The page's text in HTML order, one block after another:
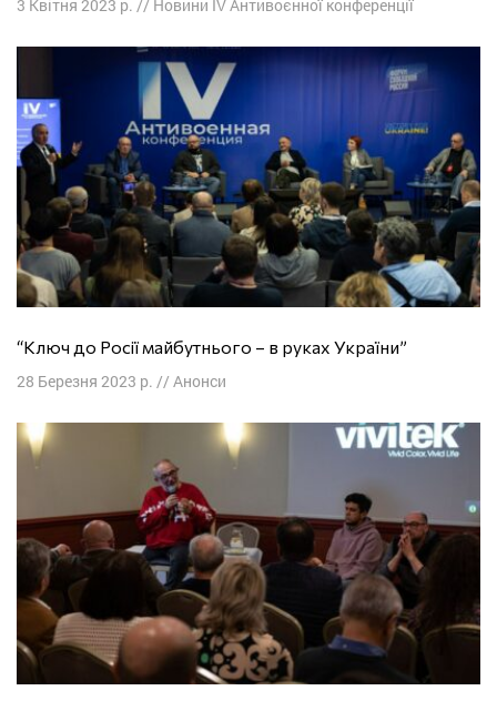
3 Квітня 2023 р. // Новини IV Антивоєнної конференції
“Ключ до Росії майбутнього – в руках України”
28 Березня 2023 р. // Анонси